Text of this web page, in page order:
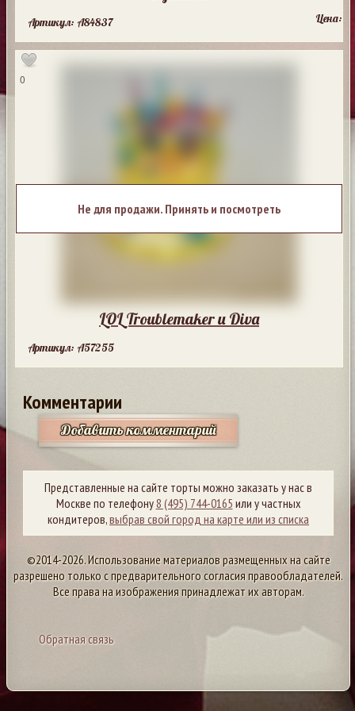
Артикул: A84837 Цена:
0
Не для продажи. Принять и посмотреть
LOL Troublemaker и Diva
Артикул: A57255
Комментарии
Добавить комментарий
Представленные на сайте торты можно заказать у нас в
Москве по телефону8 (495) 744-0165 или у частных
кондитеров,выбрав свой город на карте или из списка
©2014-2026. Использование материалов размещенных на сайте
разрешено только с предварительного согласия правообладателей.
Все права на изображения принадлежат их авторам.
Обратная связь